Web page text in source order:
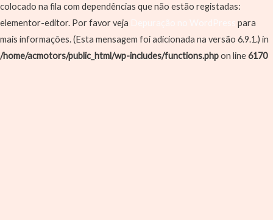
colocado na fila com dependências que não estão registadas:
elementor-editor. Por favor veja Depuração no WordPress para
mais informações. (Esta mensagem foi adicionada na versão 6.9.1.) in
/home/acmotors/public_html/wp-includes/functions.phpon line6170